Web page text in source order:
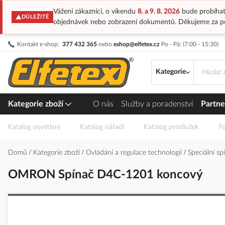
DŮLEŽITÉ
Vážení zákazníci, o víkendu 8. a 9. 8. 2026bude probíhat
objednávek nebo zobrazení dokumentů. Děkujeme za
Kontakt e-shop: 377 432 365 nebo eshop@elfetex.cz Po - Pá: (7:00 - 15:30)
Přejít
obsah
Kategorie
Kategorie zboží O nás Služby a poradenství
Katalog osvětlení Katalog nářadí Katalog prodlužek
Domů Kategorie zboží Ovládání a regulace technologií Speciální
OMRON Spínač D4C-1201 koncový